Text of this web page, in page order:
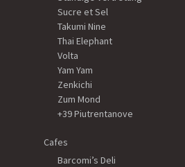
Sucre et Sel
Takumi Nine
Thai Elephant
Volta
Yam Yam
Zenkichi
Zum Mond
+39 Piutrentanove
Cafes
Barcomi’s Deli